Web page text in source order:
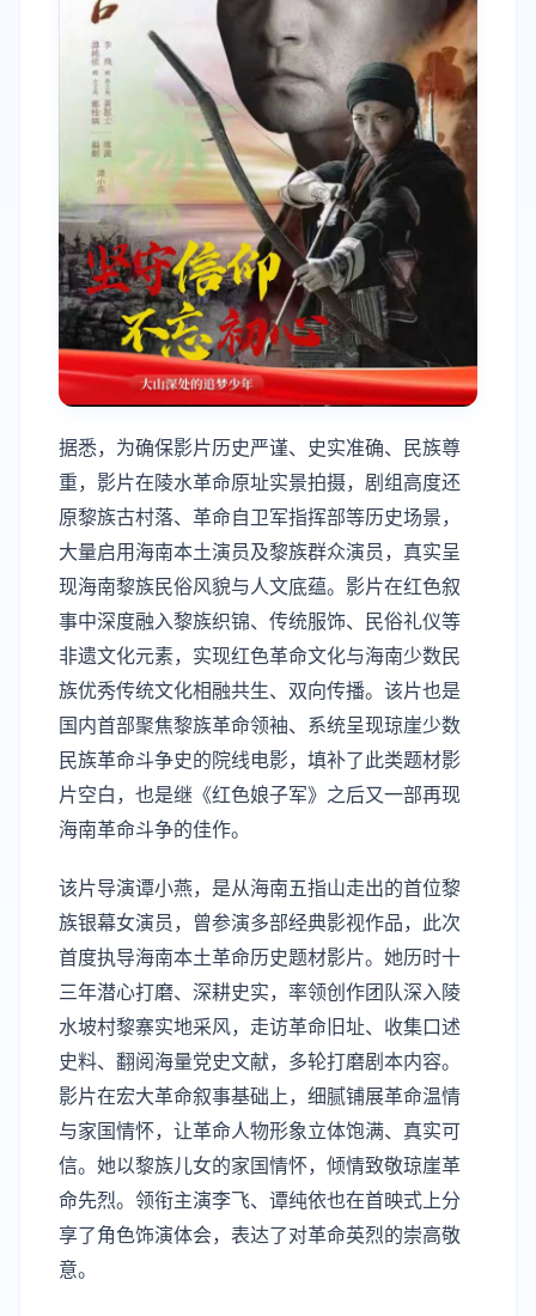
据悉， 为确保影片历史严谨、史实准确、民族尊
重，影片在 陵水革命原址实景拍摄，剧组高度还
原黎族古村落、革命自卫军指挥部等历史场景，
大量启用海南本土演员及黎族群众演员，真实呈
现海南黎族民俗风貌与人文底蕴。影片在红色叙
事中深度融入黎族织锦、传统服饰、民俗礼仪等
非遗文化元素，实现红色革命文化与海南少数民
族优秀传统文化相融共生、双向传播。该片也是
国内首部聚焦黎族革命领袖、系统呈现琼崖少数
民族革命斗争史的院线电影， 填补了 此类题材影
片空白 ，也是继《红色娘子军》之后又一部再现
海南革命斗争的佳作。
该片导演谭小燕，是从海南五指山走出的首位黎
族银幕女演员，
曾参演多部经典影视作品，
此次
首度执导海南本土革命历史题材影片。 她历时十
三年潜心打磨、深耕史实， 率领创作团队深入陵
水坡村黎寨实地采风，走访革命旧址、收集口述
史料、翻阅海量党史文献，多轮打磨剧本内容。
影片在宏大革命叙事基础上，细腻铺展革命温情
与家国情怀，让革命人物形象立体饱满、真实可
信。 她以黎族儿女的家国情怀，倾情致敬琼崖革
命先烈。 领衔主演李飞、谭纯依也在首映式上分
享了角色饰演体会，表达了对革命英烈的崇高敬
意。